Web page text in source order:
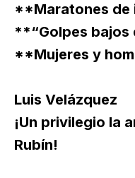
**Maratones de
**“Golpes bajos
**Mujeres y
Luis Velázquez
¡Un privilegio la
Rubín!